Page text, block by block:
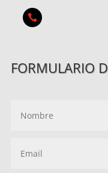

FORMULARIO